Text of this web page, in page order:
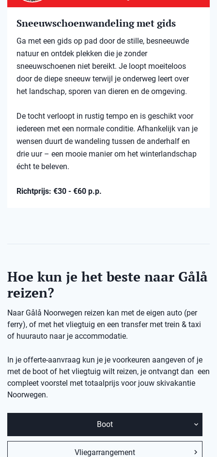
Sneeuwschoenwandeling met gids
Ga met een gids op pad door de stille, besneeuwde
natuur en ontdek plekken die je zonder
sneeuwschoenen niet bereikt. Je loopt moeiteloos
door de diepe sneeuw terwijl je onderweg leert over
het landschap, sporen van dieren en de omgeving.
De tocht verloopt in rustig tempo en is geschikt voor
iedereen met een normale conditie. Afhankelijk van je
wensen duurt de wandeling tussen de anderhalf en
drie uur – een mooie manier om het winterlandschap
écht te beleven.
Richtprijs: €30 - €60 p.p.
Hoe kun je het beste naar Gålå
reizen?
Naar Gålå Noorwegen reizen kan met de eigen auto (per
ferry), of met het vliegtuig en een transfer met trein & taxi
of huurauto naar je accommodatie.
In je offerte-aanvraag kun je je voorkeuren aangeven of je
met de boot of het vliegtuig wilt reizen, je ontvangt dan een
compleet voorstel met totaalprijs voor jouw skivakantie
Noorwegen.
Boot
Vliegarrangement